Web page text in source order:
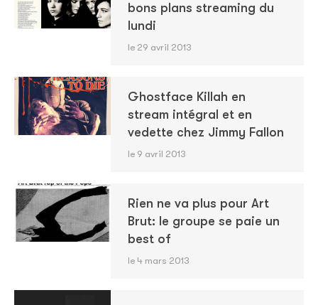
bons plans streaming du
lundi
le 29 avril 2013
Ghostface Killah en
stream intégral et en
vedette chez Jimmy Fallon
le 9 avril 2013
Rien ne va plus pour Art
Brut: le groupe se paie un
best of
le 4 mars 2013